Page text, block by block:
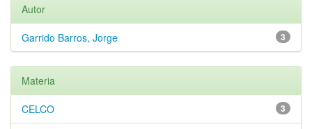
Autor
3
Garrido Barros, Jorge
Materia
3
CELCO